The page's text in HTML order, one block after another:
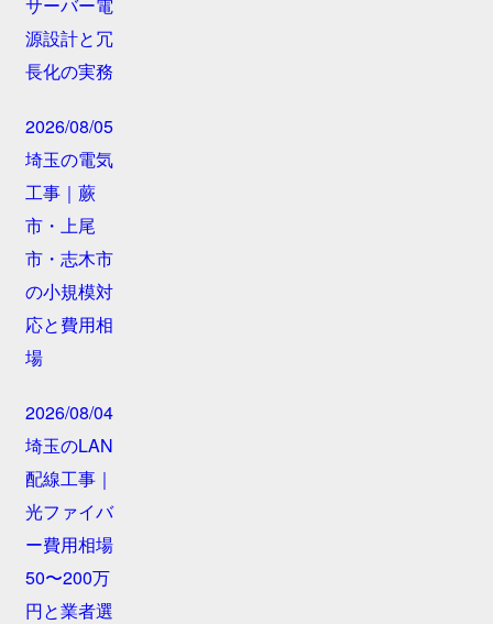
源設計と冗
長化の実務
2026/08/05
埼玉の電気
工事｜蕨
市・上尾
市・志木市
の小規模対
応と費用相
場
2026/08/04
埼玉のLAN
配線工事｜
光ファイバ
ー費用相場
50〜200万
円と業者選